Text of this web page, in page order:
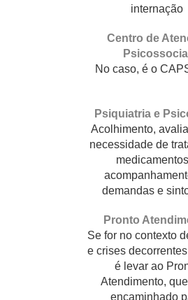
internação
Centro de
Psicossocial
No caso, é o
Psiquiatria e
Acolhimento,
necessidade de
demandas e
Pronto
Se for no contexto
e crises
é levar ao
Atendimento,
encaminhado